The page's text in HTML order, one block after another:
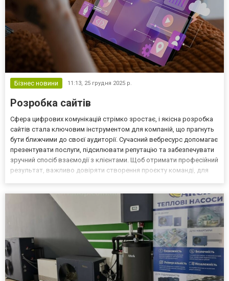
Бізнес новини 11:13, 25 грудня 2025 р.
Розробка сайтів
Сфера цифрових комунікацій стрімко зростає, і якісна розробка
сайтів стала ключовим інструментом для компаній, що прагнуть
бути ближчими до своєї аудиторії. Сучасний вебресурс допомагає
презентувати послуги, підсилювати репутацію та забезпечувати
зручний спосіб взаємодії з клієнтами. Щоб отримати професійний
результат, важливо довіряти створення проєкту команді, для